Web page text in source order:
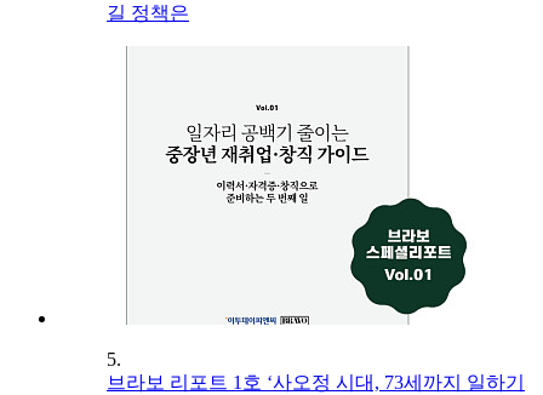
길 정책은
5.
브라보 리포트 1호 ‘사오정 시대, 73세까지 일하기